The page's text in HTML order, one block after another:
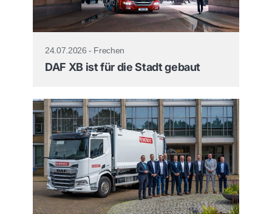
24.07.2026 - Frechen
DAF XB ist für die Stadt gebaut